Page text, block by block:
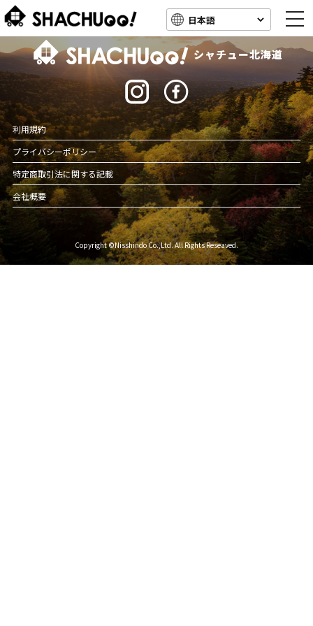
北海道キャンピングカー車中泊スポット情報
シャチュー北海道
利用規約
プライバシーポリシー
特定商取引法に関する記載
会社概要
Copyright ©Nisshindo Co.,Ltd. All Rights Reseaved.